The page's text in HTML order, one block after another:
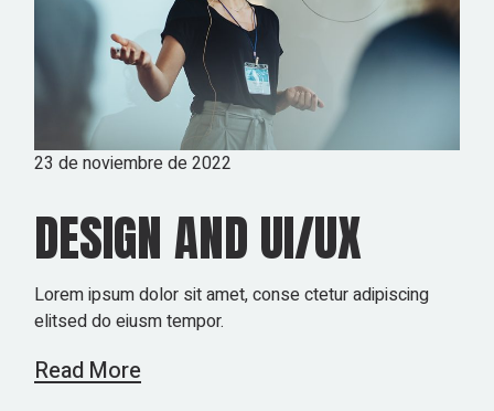
23 de noviembre de 2022
DESIGN AND UI/UX
Lorem ipsum dolor sit amet, conse ctetur adipiscing
elitsed do eiusm tempor.
Read More